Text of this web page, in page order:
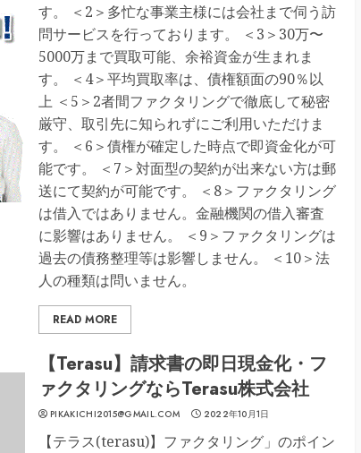
す。 ＜2＞多忙な事業主様には会社まで伺う訪
問サービスを行っております。 ＜3＞30万〜
5000万まで買取可能、余裕資金が生まれま
す。 ＜4＞平均買取率は、債権額面の90％以
上 ＜5＞2者間ファクタリングで徹底して秘密
厳守、取引先に知られずにご利用いただけま
す。 ＜6＞債権が確定した時点で即資金化が可
能です。 ＜7＞対面型の契約が出来ない方は郵
送にて契約が可能です。 ＜8＞ファクタリング
は借入ではありません。金融機関の借入審査
に影響はありません。 ＜9＞ファクタリングは
過去の債務整理等は影響しません。 ＜10＞法
人の種類は問いません。
READ MORE
【Terasu】請求書の即日現金化・フ
ァクタリングならTerasu株式会社
PIKAKICHI2015@GMAIL.COM 2022年10月1日
【テラス(terasu)】ファクタリング」のポイン